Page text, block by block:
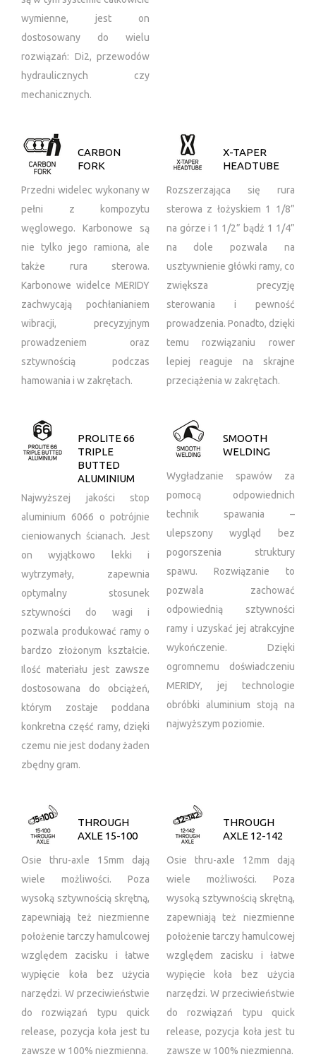
wymienne, jest on
dostosowany do wielu
rozwiązań: Di2, przewodów
hydraulicznych czy
mechanicznych.
CARBON
FORK
Przedni widelec wykonany w
pełni z kompozytu
węglowego. Karbonowe są
nie tylko jego ramiona, ale
także rura sterowa.
Karbonowe widelce MERIDY
zachwycają pochłanianiem
wibracji, precyzyjnym
prowadzeniem oraz
sztywnością podczas
hamowania i w zakrętach.
X-TAPER
HEADTUBE
Rozszerzająca się rura
sterowa z łożyskiem 1 1/8”
na górze i 1 1/2” bądź 1 1/4”
na dole pozwala na
usztywnienie główki ramy, co
zwiększa precyzję
sterowania i pewność
prowadzenia. Ponadto, dzięki
temu rozwiązaniu rower
lepiej reaguje na skrajne
przeciążenia w zakrętach.
PROLITE 66
TRIPLE
BUTTED
ALUMINIUM
Najwyższej jakości stop
aluminium 6066 o potrójnie
cieniowanych ścianach. Jest
on wyjątkowo lekki i
wytrzymały, zapewnia
optymalny stosunek
sztywności do wagi i
pozwala produkować ramy o
bardzo złożonym kształcie.
Ilość materiału jest zawsze
dostosowana do obciążeń,
którym zostaje poddana
konkretna część ramy, dzięki
czemu nie jest dodany żaden
zbędny gram.
SMOOTH
WELDING
Wygładzanie spawów za
pomocą odpowiednich
technik spawania –
ulepszony wygląd bez
pogorszenia struktury
spawu. Rozwiązanie to
pozwala zachować
odpowiednią sztywności
ramy i uzyskać jej atrakcyjne
wykończenie. Dzięki
ogromnemu doświadczeniu
MERIDY, jej technologie
obróbki aluminium stoją na
najwyższym poziomie.
THROUGH
AXLE 15-100
Osie thru-axle 15mm dają
wiele możliwości. Poza
wysoką sztywnością skrętną,
zapewniają też niezmienne
położenie tarczy hamulcowej
względem zacisku i łatwe
wypięcie koła bez użycia
narzędzi. W przeciwieństwie
do rozwiązań typu quick
release, pozycja koła jest tu
zawsze w 100% niezmienna.
THROUGH
AXLE 12-142
Osie thru-axle 12mm dają
wiele możliwości. Poza
wysoką sztywnością skrętną,
zapewniają też niezmienne
położenie tarczy hamulcowej
względem zacisku i łatwe
wypięcie koła bez użycia
narzędzi. W przeciwieństwie
do rozwiązań typu quick
release, pozycja koła jest tu
zawsze w 100% niezmienna.